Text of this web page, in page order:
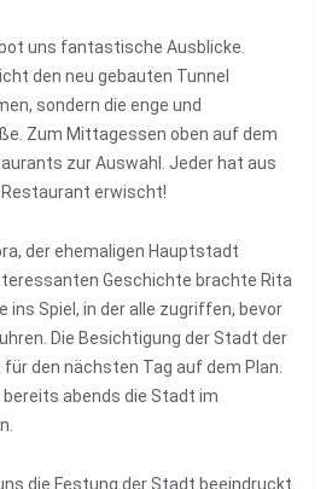
uns fantastische Ausblicke.
den neu gebauten Tunnel
sondern die enge und
Zum Mittagessen oben auf dem
zur Auswahl. Jeder hat aus
erwischt!
der ehemaligen Hauptstadt
Geschichte brachte Rita
ins Spiel, in der alle zugriffen, bevor
Die Besichtigung der Stadt der
den nächsten Tag auf dem Plan.
abends die Stadt im
die Festung der Stadt beeindruckt.